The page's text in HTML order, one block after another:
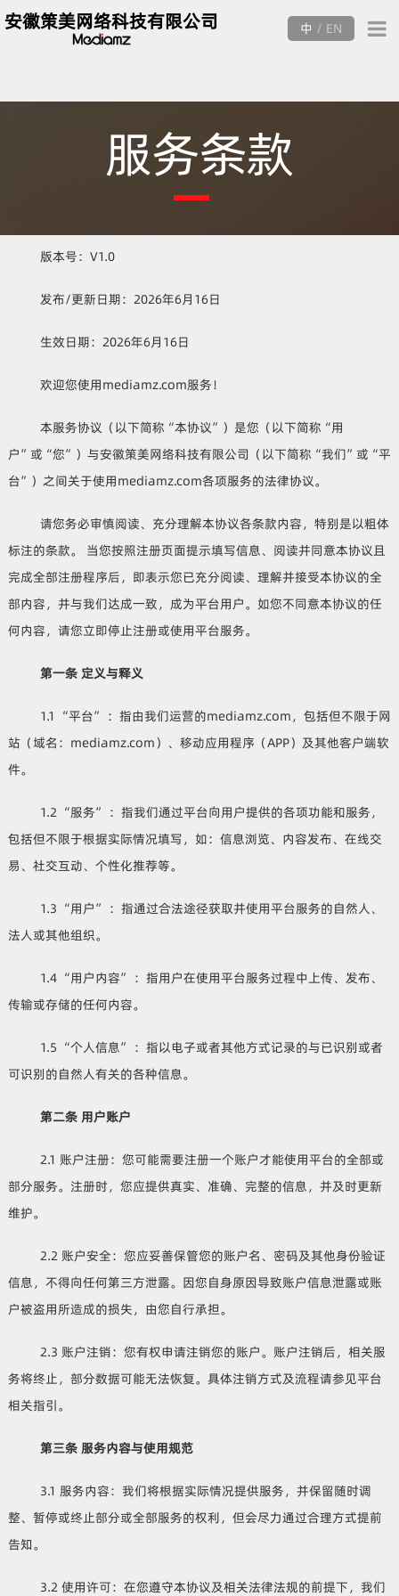
安徽策美网络科技有限公司 中 / EN
服务条款
版本号：V1.0
发布/更新日期：2026年6月16日
生效日期：2026年6月16日
欢迎您使用mediamz.com服务！
本服务协议（以下简称“本协议”）是您（以下简称“用
户”或“您”）与安徽策美网络科技有限公司（以下简称“我们”或“平
台”）之间关于使用mediamz.com各项服务的法律协议。
请您务必审慎阅读、充分理解本协议各条款内容，特别是以粗体
标注的条款。 当您按照注册页面提示填写信息、阅读并同意本协议且
完成全部注册程序后，即表示您已充分阅读、理解并接受本协议的全
部内容，并与我们达成一致，成为平台用户。如您不同意本协议的任
何内容，请您立即停止注册或使用平台服务。
第一条 定义与释义
1.1 “平台” ：指由我们运营的mediamz.com，包括但不限于网
站（域名：mediamz.com）、移动应用程序（APP）及其他客户端软
件。
1.2 “服务” ：指我们通过平台向用户提供的各项功能和服务，
包括但不限于根据实际情况填写，如：信息浏览、内容发布、在线交
易、社交互动、个性化推荐等。
1.3 “用户” ：指通过合法途径获取并使用平台服务的自然人、
法人或其他组织。
1.4 “用户内容” ：指用户在使用平台服务过程中上传、发布、
传输或存储的任何内容。
1.5 “个人信息” ：指以电子或者其他方式记录的与已识别或者
可识别的自然人有关的各种信息。
第二条 用户账户
2.1 账户注册：您可能需要注册一个账户才能使用平台的全部或
部分服务。注册时，您应提供真实、准确、完整的信息，并及时更新
维护。
2.2 账户安全：您应妥善保管您的账户名、密码及其他身份验证
信息，不得向任何第三方泄露。因您自身原因导致账户信息泄露或账
户被盗用所造成的损失，由您自行承担。
2.3 账户注销：您有权申请注销您的账户。账户注销后，相关服
务将终止，部分数据可能无法恢复。具体注销方式及流程请参见平台
相关指引。
第三条 服务内容与使用规范
3.1 服务内容：我们将根据实际情况提供服务，并保留随时调
整、暂停或终止部分或全部服务的权利，但会尽力通过合理方式提前
告知。
3.2 使用许可：在您遵守本协议及相关法律法规的前提下，我们